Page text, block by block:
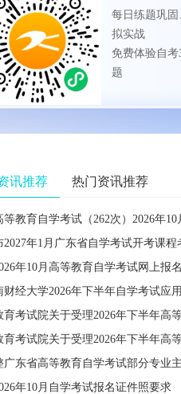
每日练题巩
拟实战
免费体验自考
题
讯推荐 热门资讯推荐
年10月高等教育自学考试网上报
年10月自学考试报名证件照要求